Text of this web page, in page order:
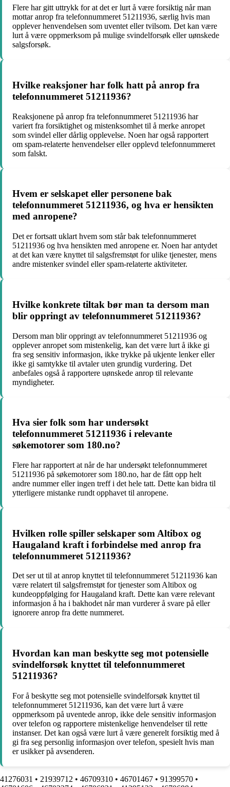
Flere har gitt uttrykk for at det er lurt å være forsiktig når man
mottar anrop fra telefonnummeret 51211936, særlig hvis man
opplever henvendelsen som uventet eller tvilsom. Det kan være
lurt å være oppmerksom på mulige svindelforsøk eller uønskede
salgsforsøk.
Hvilke reaksjoner har folk hatt på anrop fra
telefonnummeret 51211936?
Reaksjonene på anrop fra telefonnummeret 51211936 har
variert fra forsiktighet og mistenksomhet til å merke anropet
som svindel eller dårlig opplevelse. Noen har også rapportert
om spam-relaterte henvendelser eller opplevd telefonnummeret
som falskt.
Hvem er selskapet eller personene bak
telefonnummeret 51211936, og hva er hensikten
med anropene?
Det er fortsatt uklart hvem som står bak telefonnummeret
51211936 og hva hensikten med anropene er. Noen har antydet
at det kan være knyttet til salgsfremstøt for ulike tjenester, mens
andre mistenker svindel eller spam-relaterte aktiviteter.
Hvilke konkrete tiltak bør man ta dersom man
blir oppringt av telefonnummeret 51211936?
Dersom man blir oppringt av telefonnummeret 51211936 og
opplever anropet som mistenkelig, kan det være lurt å ikke gi
fra seg sensitiv informasjon, ikke trykke på ukjente lenker eller
ikke gi samtykke til avtaler uten grundig vurdering. Det
anbefales også å rapportere uønskede anrop til relevante
myndigheter.
Hva sier folk som har undersøkt
telefonnummeret 51211936 i relevante
søkemotorer som 180.no?
Flere har rapportert at når de har undersøkt telefonnummeret
51211936 på søkemotorer som 180.no, har de fått opp helt
andre nummer eller ingen treff i det hele tatt. Dette kan bidra til
ytterligere mistanke rundt opphavet til anropene.
Hvilken rolle spiller selskaper som Altibox og
Haugaland kraft i forbindelse med anrop fra
telefonnummeret 51211936?
Det ser ut til at anrop knyttet til telefonnummeret 51211936 kan
være relatert til salgsfremstøt for tjenester som Altibox og
kundeoppfølging for Haugaland kraft. Dette kan være relevant
informasjon å ha i bakhodet når man vurderer å svare på eller
ignorere anrop fra dette nummeret.
Hvordan kan man beskytte seg mot potensielle
svindelforsøk knyttet til telefonnummeret
51211936?
For å beskytte seg mot potensielle svindelforsøk knyttet til
telefonnummeret 51211936, kan det være lurt å være
oppmerksom på uventede anrop, ikke dele sensitiv informasjon
over telefon og rapportere mistenkelige henvendelser til rette
instanser. Det kan også være lurt å være generelt forsiktig med å
gi fra seg personlig informasjon over telefon, spesielt hvis man
er usikker på avsenderen.
41276031 • 21939712 • 46709310 • 46701467 • 91399570 •